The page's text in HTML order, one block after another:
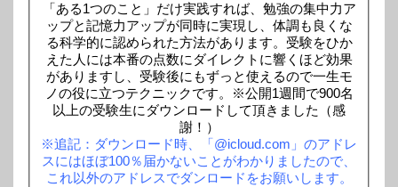
「ある1つのこと」だけ実践すれば、勉強の集中力ア
ップと記憶力アップが同時に実現し、体調も良くな
る科学的に認められた方法があります。受験をひか
えた人には本番の点数にダイレクトに響くほど効果
がありますし、受験後にもずっと使えるので一生モ
ノの役に立つテクニックです。※公開1週間で900名
以上の受験生にダウンロードして頂きました（感
謝！）
※追記：ダウンロード時、「@icloud.com」のアドレ
スにはほぼ100％届かないことがわかりましたので、
これ以外のアドレスでダンロードをお願いします。